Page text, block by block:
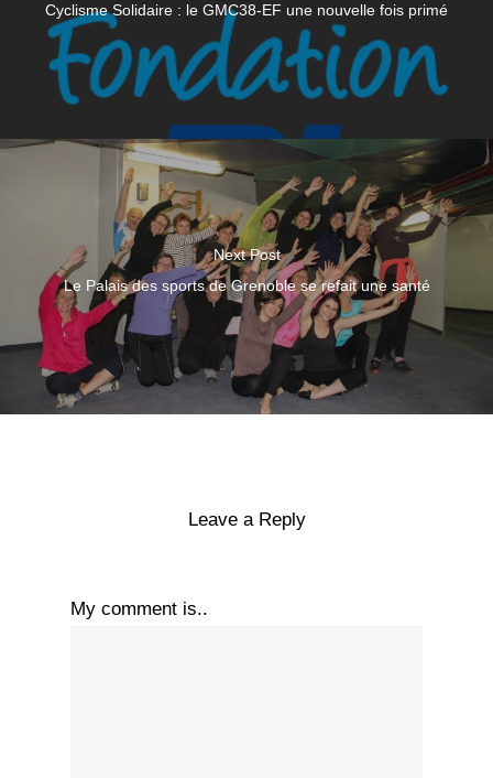
Cyclisme Solidaire : le GMC38-EF une nouvelle fois primé
Next Post
Le Palais des sports de Grenoble se refait une santé
Leave a Reply
My comment is..